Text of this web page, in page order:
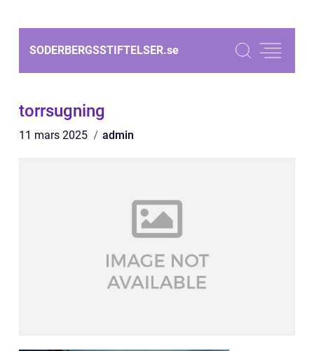
SODERBERGSSTIFTELSER.se
torrsugning
11 mars 2025 admin